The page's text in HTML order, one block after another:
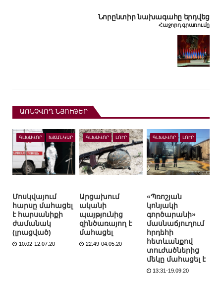
Նորընտիր նախագահը երդվեց
Հաջորդ գրառումը
ԱՌՆՉՎՈՂ ՆՅՈՒԹԵՐ
ԳԼԽԱՎՈՐ ԽՃԱՆԿԱՐ
Մոսկվայում
հարսը մահացել
է հարսանիքի
ժամանակ
(լրացված)
10:02-12.07.20
ԳԼԽԱՎՈՐ ԼՈՒՐ
Արցախում
ականի
պայթյունից
զինծառայող է
մահացել
22:49-04.05.20
ԳԼԽԱՎՈՐ ԼՈՒՐ
«Պռոշյան
կոնյակի
գործարանի»
մասնաճյուղում
հրդեհի
հետևանքով
տուժածներից
մեկը մահացել է
13:31-19.09.20